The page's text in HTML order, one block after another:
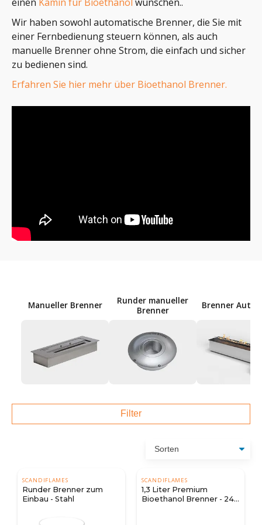
Wir haben sowohl automatische Brenner, die Sie mit
einer Fernbedienung steuern können, als auch
manuelle Brenner ohne Strom, die einfach und sicher
zu bedienen sind.
Erfahren Sie hier mehr über Bioethanol Brenner.
Manueller Brenner
Runder manueller
Brenner
Brenner
Filter
SCANDIFLAMES
Runder Brenner zum
Einbau - Stahl
SCANDIFLAMES
1,3 Liter Premium
Bioethanol Brenner - 24